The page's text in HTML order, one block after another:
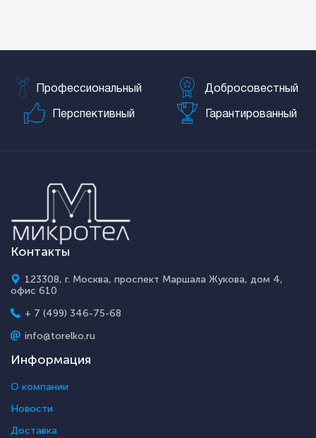
Профессиональный Добросовестный
Перспективный Гарантированный
Контакты
123308, г. Москва, проспект Маршала Жукова, дом 4,
офис 610
+ 7 (499) 346-75-68
info@torelko.ru
Информация
О компании
Новости
Доставка